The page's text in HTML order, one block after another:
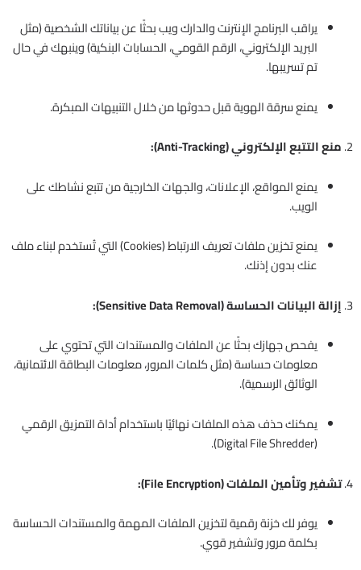
يراقب البرنامج الإنترنت والدارك ويب بحثًا عن بياناتك الشخصية (مثل
البريد الإلكتروني، الرقم القومي، الحسابات البنكية) وينبهك في حال
تم تسريبها.
يمنع سرقة الهوية قبل حدوثها من خلال التنبيهات المبكرة.
2. منع التتبع الإلكتروني (Anti-Tracking):
يمنع المواقع، الإعلانات، والجهات الخارجية من تتبع نشاطك على
الويب.
يمنع تخزين ملفات تعريف الارتباط (Cookies) التي تُستخدم لبناء ملف
عنك بدون إذنك.
3. إزالة البيانات الحساسة (Sensitive Data Removal):
يفحص جهازك بحثًا عن الملفات والمستندات التي تحتوي على
معلومات حساسة (مثل كلمات المرور، معلومات البطاقة الائتمانية،
الوثائق الرسمية).
يمكنك حذف هذه الملفات نهائيًا باستخدام أداة التمزيق الرقمي
(Digital File Shredder).
4. تشفير وتأمين الملفات (File Encryption):
يوفر لك خزنة رقمية لتخزين الملفات المهمة والمستندات الحساسة
بكلمة مرور وتشفير قوي.